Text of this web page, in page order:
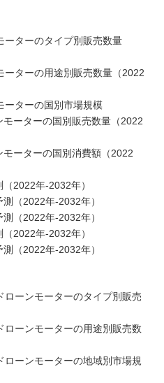
ーターのタイプ別販売数量
ターの用途別販売数量（2022
ーターの国別市場規模
ーターの国別販売数量（2022
ーターの国別消費額（2022
2022年-2032年）
（2022年-2032年）
（2022年-2032年）
2022年-2032年）
（2022年-2032年）
ーンモーターのタイプ別販売
ーンモーターの用途別販売数
ーンモーターの地域別市場規